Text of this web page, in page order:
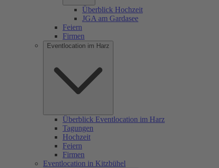
Überblick Hochzeit
JGA am Gardasee
Feiern
Firmen
Eventlocation im Harz
Überblick Eventlocation im Harz
Tagungen
Hochzeit
Feiern
Firmen
Eventlocation in Kitzbühel